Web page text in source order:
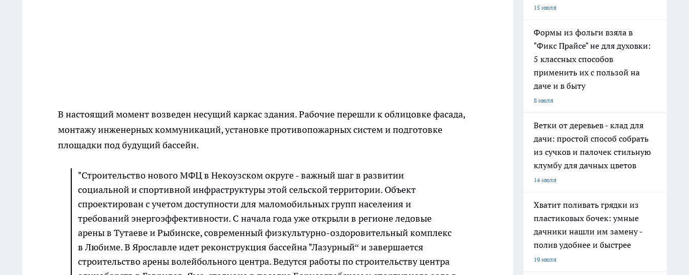
В настоящий момент возведен несущий каркас здания. Рабочие перешли к облицовке фасада,
монтажу инженерных коммуникаций, установке противопожарных систем и подготовке
площадки под будущий бассейн.
"Строительство нового МФЦ в Некоузском округе - важный шаг в развитии
социальной и спортивной инфраструктуры этой сельской территории. Объект
спроектирован с учетом доступности для маломобильных групп населения и
требований энергоэффективности. С начала года уже открыли в регионе ледовые
арены в Тутаеве и Рыбинске, современный физкультурно-оздоровительный комплекс
в Любиме. В Ярославле идет реконструкция бассейна "Лазурный“ и завершается
строительство арены волейбольного центра. Ведутся работы по строительству центра
15 июля
Формы из фольги взяла в
"Фикс Прайсе" не для духовки:
5 классных способов
применить их с пользой на
даче и в быту
8 июля
Ветки от деревьев - клад для
дачи: простой способ собрать
из сучков и палочек стильную
клумбу для дачных цветов
14 июля
Хватит поливать грядки из
пластиковых бочек: умные
дачники нашли им замену -
полив удобнее и быстрее
19 июля